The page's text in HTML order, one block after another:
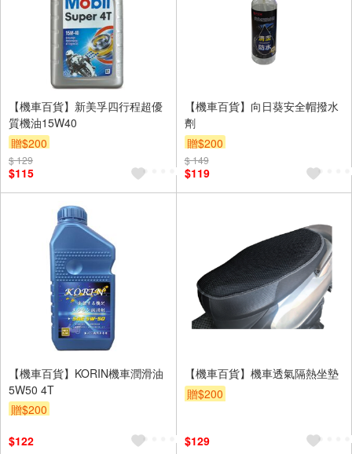
【機車百貨】新美孚四行程超優
質機油15W40
贈$200
$ 129
$115
【機車百貨】向日葵安全帽撥水
劑
贈$200
$ 149
$119
【機車百貨】KORIN機車潤滑油
5W50 4T
贈$200
$122
【機車百貨】機車透氣隔熱坐墊
贈$200
$129